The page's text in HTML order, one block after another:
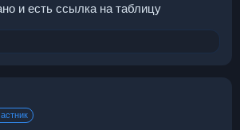
и есть ссылка на таблицу